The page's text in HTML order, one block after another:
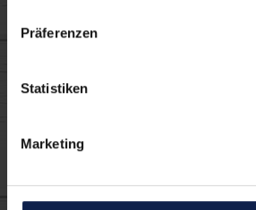
Präferenzen
Statistiken
Marketing
Verwendete MILRAM